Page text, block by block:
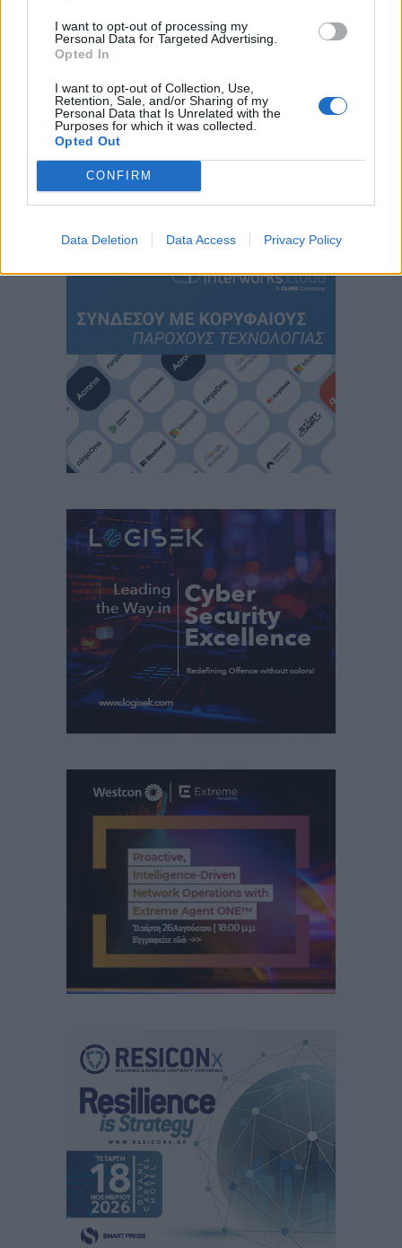
I want to opt-out of processing my
Personal Data for Targeted Advertising.
Opted In
I want to opt-out of Collection, Use,
Retention, Sale, and/or Sharing of my
Personal Data that Is Unrelated with the
Purposes for which it was collected.
Opted Out
CONFIRM
Data Deletion Data Access Privacy Policy
Περιεχόμενα τεύχους